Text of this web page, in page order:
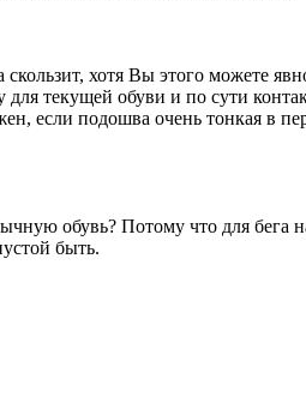
хотя Вы этого можете
текущей обуви и по сути
если подошва очень тонкая в
обувь? Потому что для бега
быть.